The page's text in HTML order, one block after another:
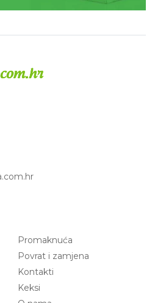
Promaknuća
Povrat i zamjena
Kontakti
Keksi